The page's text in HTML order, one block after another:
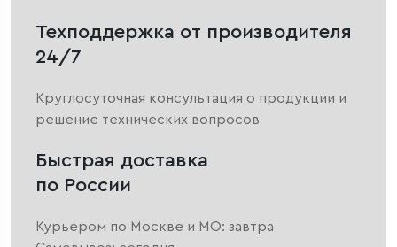
Техподдержка от производителя
24/7
Круглосуточная консультация о продукции и
решение технических вопросов
Быстрая доставка
по России
Курьером по Москве и МО: завтра